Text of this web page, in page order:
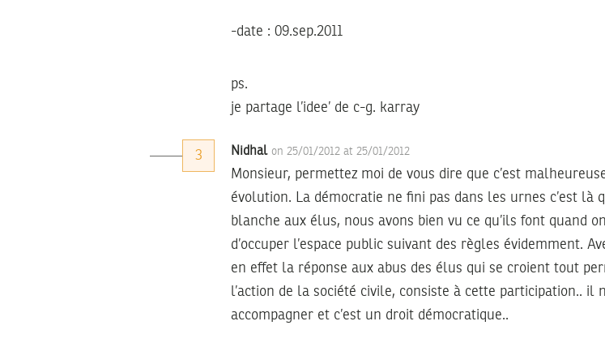
-date : 09.sep.2011
ps.
je partage l’idee’ de c-g. karray
3 Nidhal on 25/01/2012 at 25/01/2012
Monsieur, permettez moi de vous dire que c’est
évolution. La démocratie ne fini pas dans les urnes c’est là
blanche aux élus, nous avons bien vu ce qu’ils font quand
d’occuper l’espace public suivant des règles évidemment.
en effet la réponse aux abus des élus qui se croient tout
l’action de la société civile, consiste à cette participation.. il
accompagner et c’est un droit démocratique..